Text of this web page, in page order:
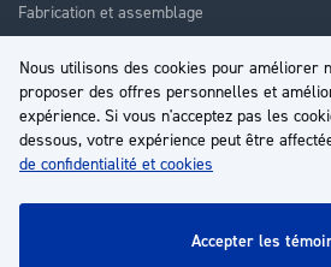
Nous utilisons des cookies pour améliorer
proposer des offres personnelles et
expérience. Si vous n'acceptez pas les
dessous, votre expérience peut être
de confidentialité et cookies
accepter les
Fabrication et assemblage
Réparation
Formation
À propos
Service client